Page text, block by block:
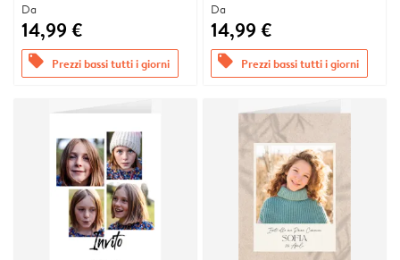
Da
14,99 €
offers Prezzi bassi tutti i giorni
Da
14,99 €
offers Prezzi bassi tutti i giorni